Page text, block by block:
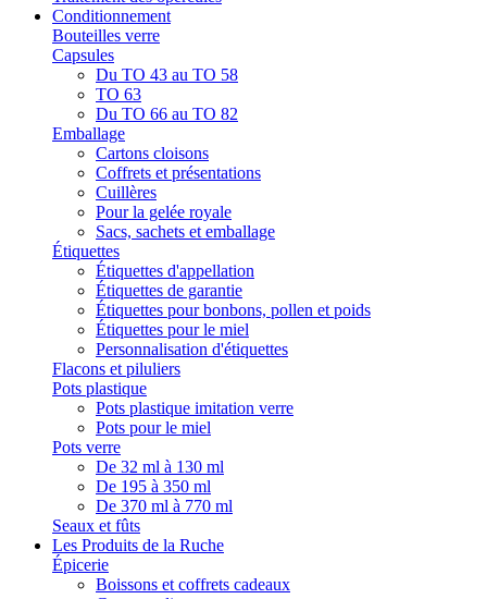
Conditionnement
Bouteilles verre
Capsules
Du TO 43 au TO 58
TO 63
Du TO 66 au TO 82
Emballage
Cartons cloisons
Coffrets et présentations
Cuillères
Pour la gelée royale
Sacs, sachets et emballage
Étiquettes
Étiquettes d'appellation
Étiquettes de garantie
Étiquettes pour bonbons, pollen et poids
Étiquettes pour le miel
Personnalisation d'étiquettes
Flacons et piluliers
Pots plastique
Pots plastique imitation verre
Pots pour le miel
Pots verre
De 32 ml à 130 ml
De 195 à 350 ml
De 370 ml à 770 ml
Seaux et fûts
Les Produits de la Ruche
Épicerie
Boissons et coffrets cadeaux